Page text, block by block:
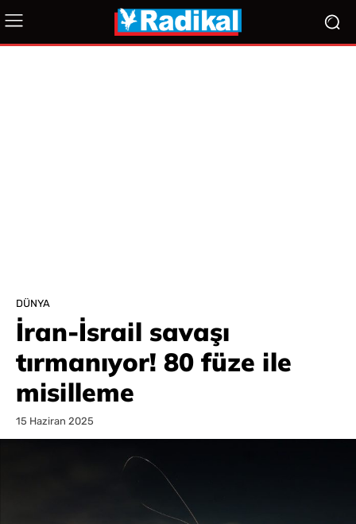
DÜNYA
İran-İsrail savaşı
tırmanıyor! 80 füze ile
misilleme
15 Haziran 2025